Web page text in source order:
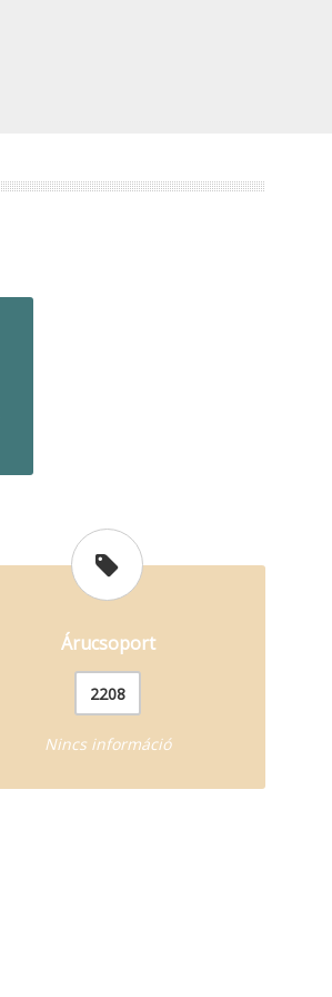
Árucsoport
2208
Nincs információ